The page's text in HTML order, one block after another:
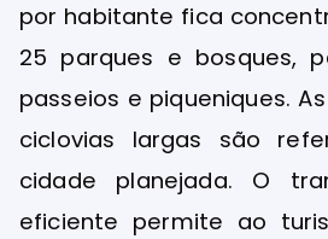
por habitante fica
25 parques e bosques,
passeios e piqueniques.
ciclovias largas são
cidade planejada. O
eficiente permite ao